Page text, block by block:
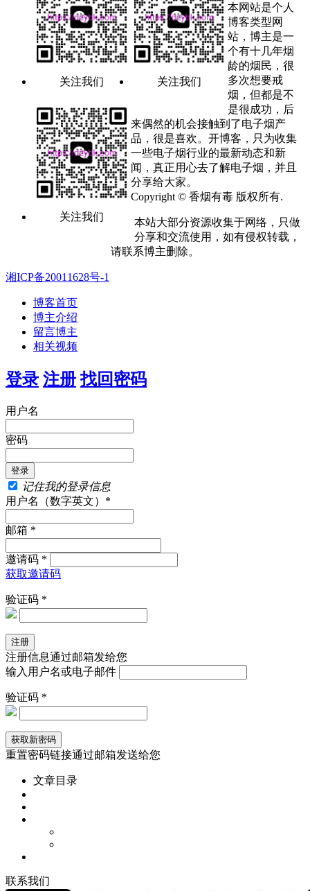
关注我们 关注我们
关注我们
本网站是个人
博客类型网
站，博主是一
个有十几年烟
龄的烟民，很
多次想要戒
烟，但都是不
是很成功，后
来偶然的机会接触到了电子烟产
品，很是喜欢。开博客，只为收集
一些电子烟行业的最新动态和新
闻，真正用心去了解电子烟，并且
分享给大家。
Copyright © 香烟有毒 版权所有.
本站大部分资源收集于网络，只做
分享和交流使用，如有侵权转载，
请联系博主删除。
湘ICP备20011628号-1
博客首页
博主介绍
留言博主
相关视频
登录 注册 找回密码
用户名
密码
记住我的登录信息
用户名（数字英文）*
邮箱 *
邀请码 *
获取邀请码
验证码 *
注册信息通过邮箱发给您
输入用户名或电子邮件
验证码 *
重置密码链接通过邮箱发送给您
文章目录
联系我们